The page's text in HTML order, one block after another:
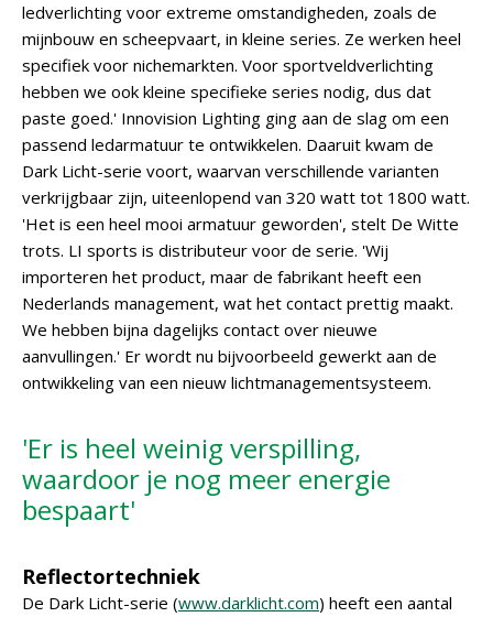
ledverlichting voor extreme omstandigheden, zoals de
mijnbouw en scheepvaart, in kleine series. Ze werken heel
specifiek voor nichemarkten. Voor sportveldverlichting
hebben we ook kleine specifieke series nodig, dus dat
paste goed.' Innovision Lighting ging aan de slag om een
passend ledarmatuur te ontwikkelen. Daaruit kwam de
Dark Licht-serie voort, waarvan verschillende varianten
verkrijgbaar zijn, uiteenlopend van 320 watt tot 1800 watt.
'Het is een heel mooi armatuur geworden', stelt De Witte
trots. LI sports is distributeur voor de serie. 'Wij
importeren het product, maar de fabrikant heeft een
Nederlands management, wat het contact prettig maakt.
We hebben bijna dagelijks contact over nieuwe
aanvullingen.' Er wordt nu bijvoorbeeld gewerkt aan de
ontwikkeling van een nieuw lichtmanagementsysteem.
'Er is heel weinig verspilling,
waardoor je nog meer energie
bespaart'
Reflectortechniek
De Dark Licht-serie (www.darklicht.com) heeft een aantal